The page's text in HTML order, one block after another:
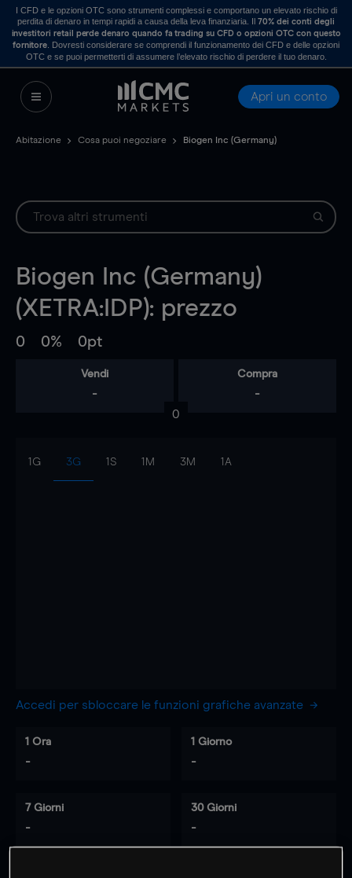
I CFD e le opzioni OTC sono strumenti complessi e comportano un elevato rischio di
perdita di denaro in tempi rapidi a causa della leva finanziaria. Il70% dei conti degli
investitori retail perde denaro quando fa trading su CFD o opzioni OTC con questo
fornitore . Dovresti considerare se comprendi il funzionamento dei CFD e delle opzioni
OTC e se puoi permetterti di assumere l’elevato rischio di perdere il tuo denaro.
Apri un conto
Abitazione Cosa puoi negoziare Biogen Inc (Germany)
Biogen Inc (Germany)
(XETRA:IDP): prezzo
0 0% 0pt
Vendi
-
Compra
-
0
1G 3G 1S 1M 3M 1A
Accedi per sbloccare le funzioni grafiche avanzate
1 Ora
-
1 Giorno
-
7 Giorni
-
30 Giorni
-